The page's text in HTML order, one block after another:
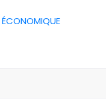
ÉCONOMIQUE